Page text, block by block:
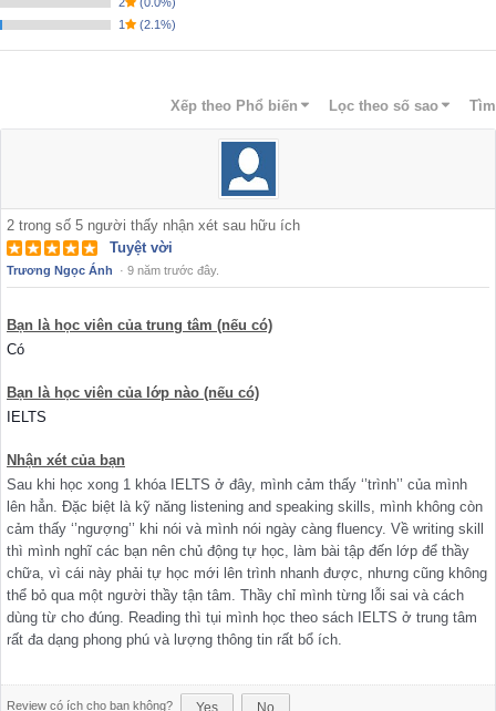
1
(2.1%)
Tìm
Lọc theo số sao
Xếp theo Phổ biến
2 trong số 5 người thấy nhận xét sau hữu ích
Tuyệt vời
Trương Ngọc Ánh · 9 năm trước đây.
Bạn là học viên của trung tâm (nếu có)
Có
Bạn là học viên của lớp nào (nếu có)
IELTS
Nhận xét của bạn
Sau khi học xong 1 khóa IELTS ở đây, mình cảm thấy ‘’trình’’ của mình
lên hẳn. Đặc biệt là kỹ năng listening and speaking skills, mình không còn
cảm thấy ‘’ngượng’’ khi nói và mình nói ngày càng fluency. Về writing skill
thì mình nghĩ các bạn nên chủ động tự học, làm bài tập đến lớp để thầy
chữa, vì cái này phải tự học mới lên trình nhanh được, nhưng cũng không
thể bỏ qua một người thầy tận tâm. Thầy chỉ mình từng lỗi sai và cách
dùng từ cho đúng. Reading thì tụi mình học theo sách IELTS ở trung tâm
rất đa dạng phong phú và lượng thông tin rất bổ ích.
Review có ích cho bạn không? Yes No